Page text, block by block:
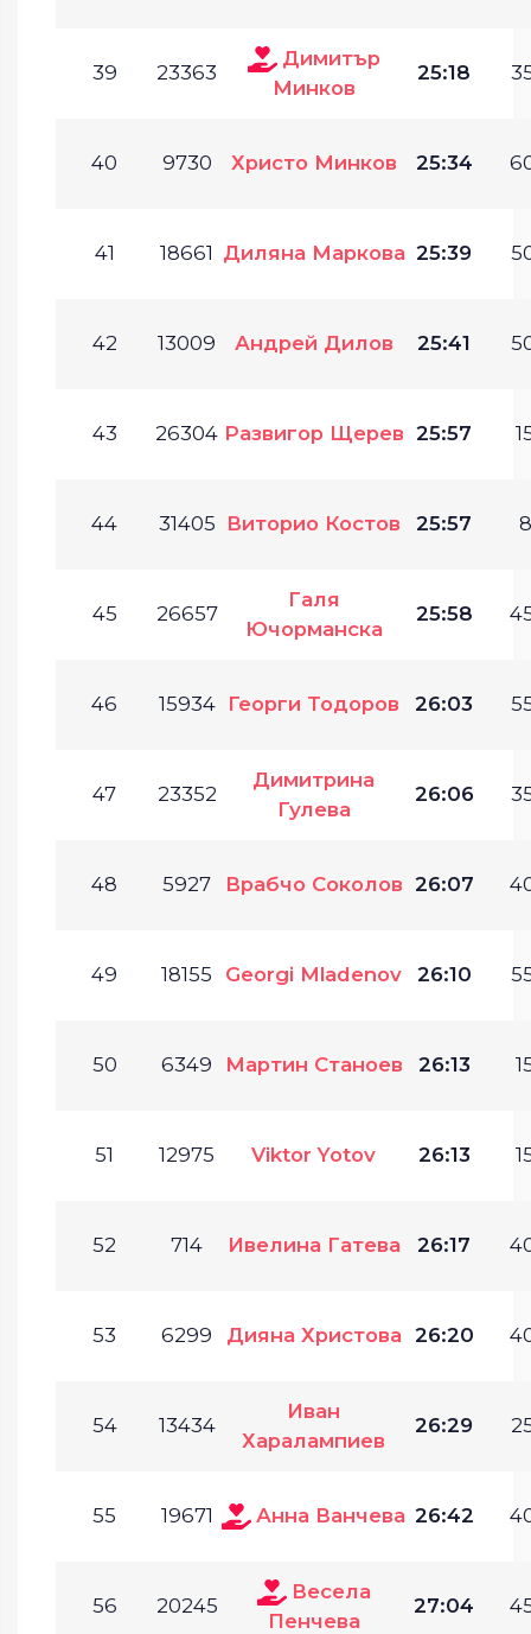
39 23363
Димитър
Минков
25:18
40 9730 Христо Минков 25:34
41 18661 Диляна Маркова 25:39
42 13009 Андрей Дилов 25:41
43 26304 Развигор Щерев 25:57
44 31405 Виторио Костов 25:57
45 26657
Галя
Ючорманска
25:58
46 15934 Георги Тодоров 26:03
47 23352
Димитрина
Гулева
26:06
48 5927 Врабчо Соколов 26:07
49 18155 Georgi Mladenov 26:10
50 6349 Мартин Станоев 26:13
51 12975 Viktor Yotov 26:13
52 714 Ивелина Гатева 26:17
53 6299 Дияна Христова 26:20
54 13434
Иван
Харалампиев
26:29
55 19671 Анна Ванчева 26:42
56 20245
Весела
Пенчева
27:04